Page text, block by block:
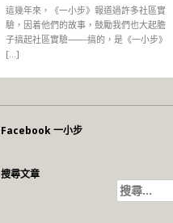
這幾年來，《一小步》報道過許多社區實
驗，因着他們的故事，鼓勵我們也大起膽
子搞起社區實驗───搞的，是《一小步》
[…]
Facebook 一小步
搜尋文章
搜
尋